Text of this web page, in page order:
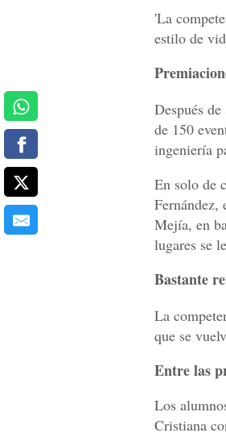
'La
estilo de
Después
de 150
ingeniería
En solo de
Fernández,
Mejía, en
lugares se
Bastante
La
que se
Entre las
Los
Cristiana